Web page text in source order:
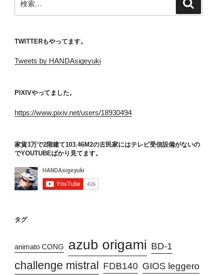
索:
TWITTERもやってます。
Tweets by HANDAsigeyuki
PIXIVやってました。
https://www.pixiv.net/users/18930494
家賃3万で2階建て103.46M2の古民家にはテレビ受信設備がないの
でYOUTUBEばかり見てます。
タグ
animato CONG azub origami BD-1
challenge mistral FDB140 GIOS leggero